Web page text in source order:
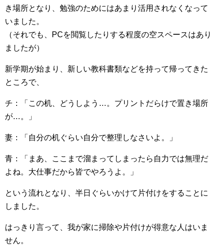
き場所となり、勉強のためにはあまり活用されなくなって
いました。
（それでも、PCを閲覧したりする程度の空スペースはあり
ましたが）
新学期が始まり、新しい教科書類などを持って帰ってきた
ところで、
チ：「この机、どうしよう…。プリントだらけで置き場所
が…。」
妻：「自分の机ぐらい自分で整理しなさいよ。」
青：「まあ、ここまで溜まってしまったら自力では無理だ
よね。大仕事だから皆でやろうよ。」
という流れとなり、半日ぐらいかけて片付けをすることに
しました。
はっきり言って、我が家に掃除や片付けが得意な人はいま
せん。